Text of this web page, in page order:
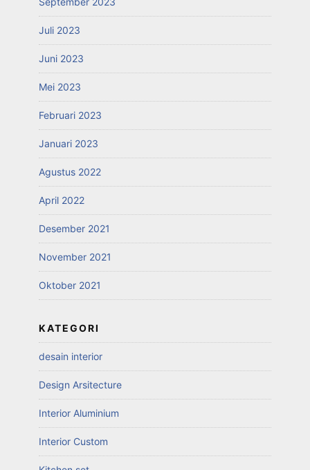
Juli 2023
Juni 2023
Mei 2023
Februari 2023
Januari 2023
Agustus 2022
April 2022
Desember 2021
November 2021
Oktober 2021
KATEGORI
desain interior
Design Arsitecture
Interior Aluminium
Interior Custom